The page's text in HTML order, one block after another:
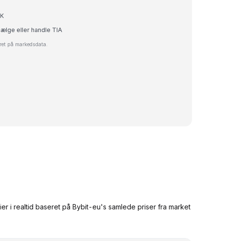
eller handle TIA
på markedsdata.
i realtid baseret på Bybit-eu's samlede priser fra market